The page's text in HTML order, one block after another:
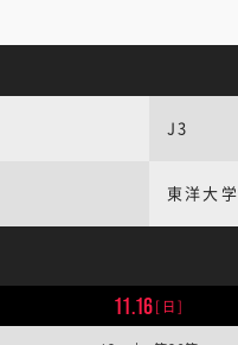
J3
東洋大学
11.16[日]